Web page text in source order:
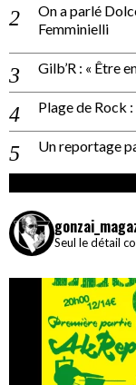
On a parlé
Femminielli
Gilb’R : « Être
Plage de Rock
Un reportage
Seul le détail